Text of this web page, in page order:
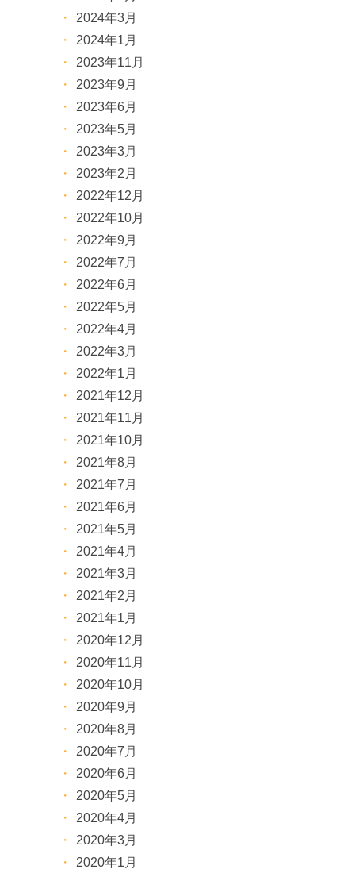
2024年3月
2024年1月
2023年11月
2023年9月
2023年6月
2023年5月
2023年3月
2023年2月
2022年12月
2022年10月
2022年9月
2022年7月
2022年6月
2022年5月
2022年4月
2022年3月
2022年1月
2021年12月
2021年11月
2021年10月
2021年8月
2021年7月
2021年6月
2021年5月
2021年4月
2021年3月
2021年2月
2021年1月
2020年12月
2020年11月
2020年10月
2020年9月
2020年8月
2020年7月
2020年6月
2020年5月
2020年4月
2020年3月
2020年1月